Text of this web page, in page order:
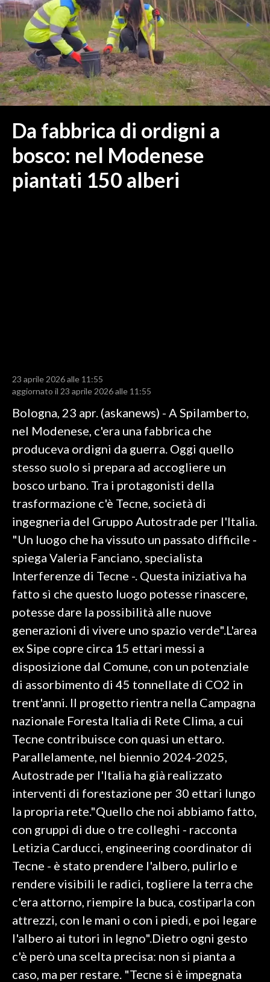
MEDIO CAMPIDANO
ORISTANO E PROVINCIA
SASSARI E PROVINCIA
GALLURA
NUORO E PROVINCIA
OGLIASTRA
ITALIA
MONDO
RISULTATI E CLASSIFICHE
CALCIO REGIONALE
BASKET
VOLLEY
MOTORI
TENNIS
ALTRI SPORT
CULTURA
SPETTACOLI
GOSSIP
SARDEGNA TURISMO
SARDI NEL MONDO
NOTIZIE
EVENTI
3 MINUTI CON
INSULARITÀ
INFO AZIENDE
Da fabbrica di ordigni a
bosco: nel Modenese
piantati 150 alberi
23 aprile 2026 alle 11:55
aggiornato il 23 aprile 2026 alle 11:55
Bologna, 23 apr. (askanews) - A Spilamberto,
nel Modenese, c'era una fabbrica che
produceva ordigni da guerra. Oggi quello
stesso suolo si prepara ad accogliere un
bosco urbano. Tra i protagonisti della
trasformazione c'è Tecne, società di
ingegneria del Gruppo Autostrade per l'Italia.
"Un luogo che ha vissuto un passato difficile -
spiega Valeria Fanciano, specialista
Interferenze di Tecne -. Questa iniziativa ha
fatto sì che questo luogo potesse rinascere,
potesse dare la possibilità alle nuove
generazioni di vivere uno spazio verde".L'area
ex Sipe copre circa 15 ettari messi a
disposizione dal Comune, con un potenziale
di assorbimento di 45 tonnellate di CO2 in
trent'anni. Il progetto rientra nella Campagna
nazionale Foresta Italia di Rete Clima, a cui
Tecne contribuisce con quasi un ettaro.
Parallelamente, nel biennio 2024-2025,
Autostrade per l'Italia ha già realizzato
interventi di forestazione per 30 ettari lungo
la propria rete."Quello che noi abbiamo fatto,
con gruppi di due o tre colleghi - racconta
Letizia Carducci, engineering coordinator di
Tecne - è stato prendere l'albero, pulirlo e
rendere visibili le radici, togliere la terra che
c'era attorno, riempire la buca, costiparla con
attrezzi, con le mani o con i piedi, e poi legare
l'albero ai tutori in legno".Dietro ogni gesto
c'è però una scelta precisa: non si pianta a
caso, ma per restare. "Tecne si è impegnata